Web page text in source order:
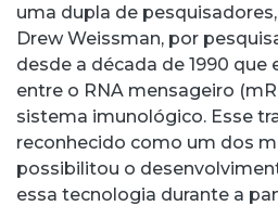
uma dupla de
Drew Weissman, por
desde a década de 1990 que
entre o RNA mensageiro
sistema imunológico. Esse
reconhecido como um dos
possibilitou o
essa tecnologia durante a